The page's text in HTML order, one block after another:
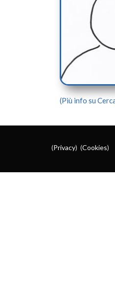
(Più info su
(Privacy) (Cookies)